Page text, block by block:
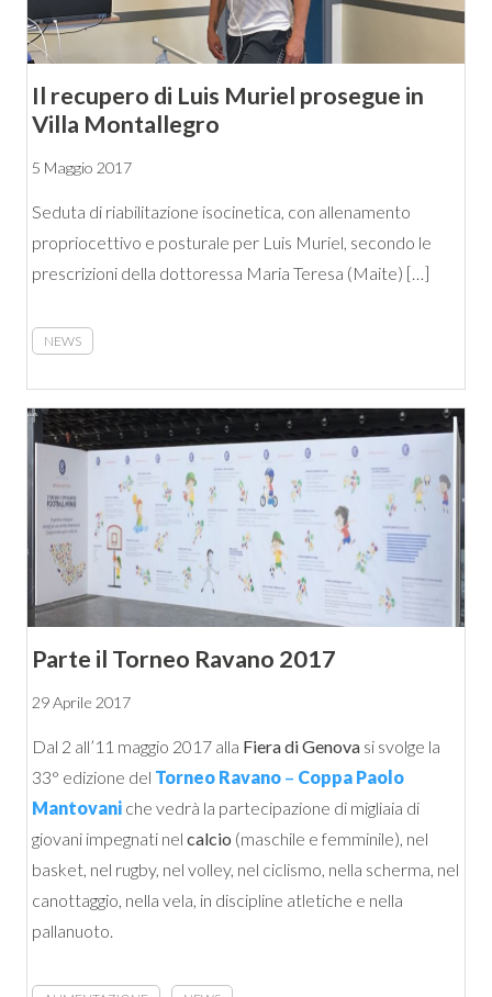
Il recupero di Luis Muriel prosegue in
Villa Montallegro
5 Maggio 2017
Seduta di riabilitazione isocinetica, con allenamento
propriocettivo e posturale per Luis Muriel, secondo le
prescrizioni della dottoressa Maria Teresa (Maite) […]
NEWS
Parte il Torneo Ravano 2017
29 Aprile 2017
Dal 2 all’11 maggio 2017 alla Fiera di Genova si svolge la
33° edizione del Torneo Ravano – Coppa Paolo
Mantovani che vedrà la partecipazione di migliaia di
giovani impegnati nel calcio (maschile e femminile), nel
basket, nel rugby, nel volley, nel ciclismo, nella scherma, nel
canottaggio, nella vela, in discipline atletiche e nella
pallanuoto.